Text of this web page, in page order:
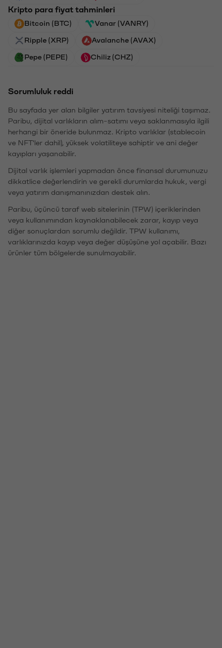
Kripto para fiyat tahminleri
Bitcoin (BTC) Vanar (VANRY)
Ripple (XRP) Avalanche (AVAX)
Pepe (PEPE) Chiliz (CHZ)
Sorumluluk reddi
Bu sayfada yer alan bilgiler yatırım tavsiyesi niteliği taşımaz.
Paribu, dijital varlıkların alım-satımı veya saklanmasıyla ilgili
herhangi bir öneride bulunmaz. Kripto varlıklar (stablecoin
ve NFT'ler dahil), yüksek volatiliteye sahiptir ve ani değer
kayıpları yaşanabilir.
Dijital varlık işlemleri yapmadan önce finansal durumunuzu
dikkatlice değerlendirin ve gerekli durumlarda hukuk, vergi
veya yatırım danışmanınızdan destek alın.
Paribu, üçüncü taraf web sitelerinin (TPW) içeriklerinden
veya kullanımından kaynaklanabilecek zarar, kayıp veya
diğer sonuçlardan sorumlu değildir. TPW kullanımı,
varlıklarınızda kayıp veya değer düşüşüne yol açabilir. Bazı
ürünler tüm bölgelerde sunulmayabilir.